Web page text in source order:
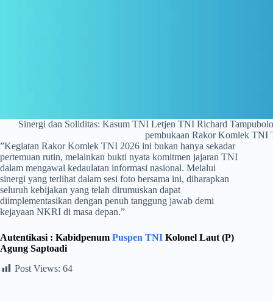
Sinergi dan Soliditas: Kasum TNI Letjen TNI Richard
pembukaan Rakor Komlek TNI
​”Kegiatan Rakor Komlek TNI 2026 ini bukan hanya sekadar
pertemuan rutin, melainkan bukti nyata komitmen jajaran TNI
dalam mengawal kedaulatan informasi nasional. Melalui
sinergi yang terlihat dalam sesi foto bersama ini, diharapkan
seluruh kebijakan yang telah dirumuskan dapat
diimplementasikan dengan penuh tanggung jawab demi
kejayaan NKRI di masa depan.”
Autentikasi : Kabidpenum Puspen TNI Kolonel Laut (P)
Agung Saptoadi
Post Views: 64